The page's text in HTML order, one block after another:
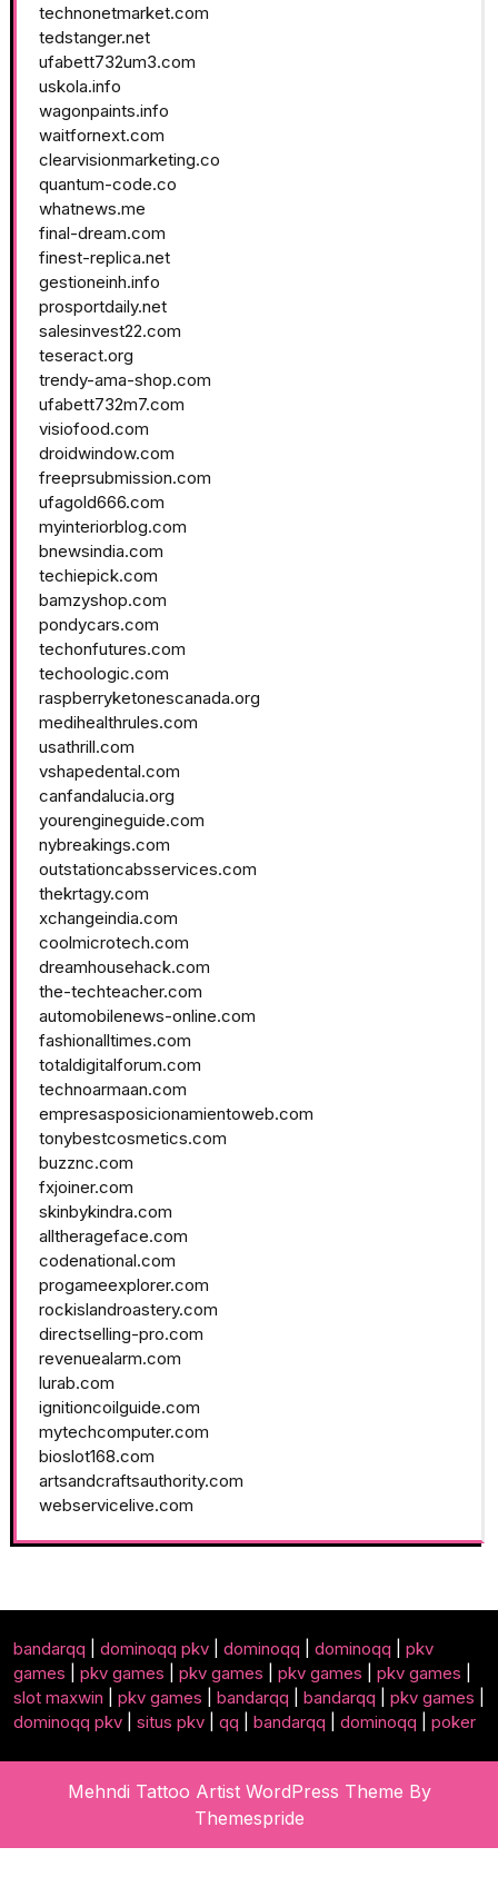
technonetmarket.com
tedstanger.net
ufabett732um3.com
uskola.info
wagonpaints.info
waitfornext.com
clearvisionmarketing.co
quantum-code.co
whatnews.me
final-dream.com
finest-replica.net
gestioneinh.info
prosportdaily.net
salesinvest22.com
teseract.org
trendy-ama-shop.com
ufabett732m7.com
visiofood.com
droidwindow.com
freeprsubmission.com
ufagold666.com
myinteriorblog.com
bnewsindia.com
techiepick.com
bamzyshop.com
pondycars.com
techonfutures.com
techoologic.com
raspberryketonescanada.org
medihealthrules.com
usathrill.com
vshapedental.com
canfandalucia.org
yourengineguide.com
nybreakings.com
outstationcabsservices.com
thekrtagy.com
xchangeindia.com
coolmicrotech.com
dreamhousehack.com
the-techteacher.com
automobilenews-online.com
fashionalltimes.com
totaldigitalforum.com
technoarmaan.com
empresasposicionamientoweb.com
tonybestcosmetics.com
buzznc.com
fxjoiner.com
skinbykindra.com
alltherageface.com
codenational.com
progameexplorer.com
rockislandroastery.com
directselling-pro.com
revenuealarm.com
lurab.com
ignitioncoilguide.com
mytechcomputer.com
bioslot168.com
artsandcraftsauthority.com
webservicelive.com
bandarqq dominoqq pkv dominoqq dominoqq
pkv
games
pkv games pkv games pkv games pkv games
slot maxwin
pkv games bandarqq bandarqq pkv games
dominoqq pkv
situs pkv qq bandarqq dominoqq poker
Mehndi Tattoo Artist WordPress Theme By
Themespride